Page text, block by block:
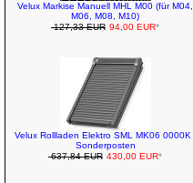
Velux Markise Manuell MHL M00 (für M04,
M06, M08, M10)
127,33 EUR 94,00 EUR*
Velux Rollladen Elektro SML MK06 0000K
Sonderposten
637,84 EUR 430,00 EUR*